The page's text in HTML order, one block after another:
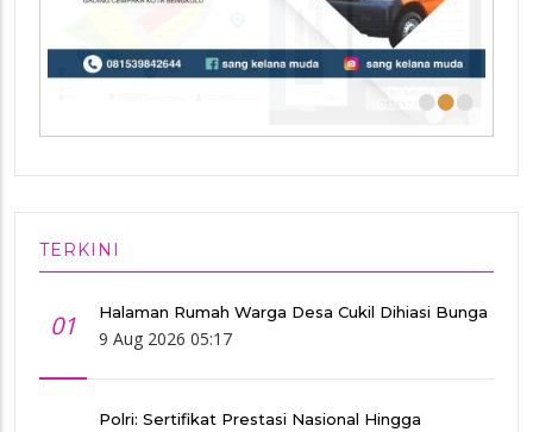
•••
TERKINI
01 Halaman Rumah Warga Desa Cukil Dihiasi Bunga
9 Aug 2026 05:17
Polri: Sertifikat Prestasi Nasional Hingga